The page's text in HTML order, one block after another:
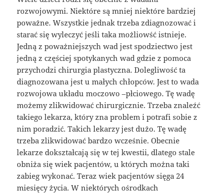
rozwojowymi. Niektóre są mniej niektóre bardziej
poważne. Wszystkie jednak trzeba zdiagnozować i
starać się wyleczyć jeśli taka możliowść istnieje.
Jedną z poważniejszych wad jest spodziectwo jest
jedną z częściej spotykanych wad gdzie z pomoca
przychodzi chirurgia plastyczna. Dolegliwość ta
diagnozowana jest u małych chłopców. Jest to wada
rozwojowa układu moczowo –płciowego. Tę wadę
możemy zlikwidować chirurgicznie. Trzeba znaleźć
takiego lekarza, który zna problem i potrafi sobie z
nim poradzić. Takich lekarzy jest dużo. Tę wadę
trzeba zlikwidować bardzo wcześnie. Obecnie
lekarze dokształcają się w tej kwestii, dlatego stale
obniża się wiek pacjentów, u których można taki
zabieg wykonać. Teraz wiek pacjentów sięga 24
miesięcy życia. W niektórych ośrodkach